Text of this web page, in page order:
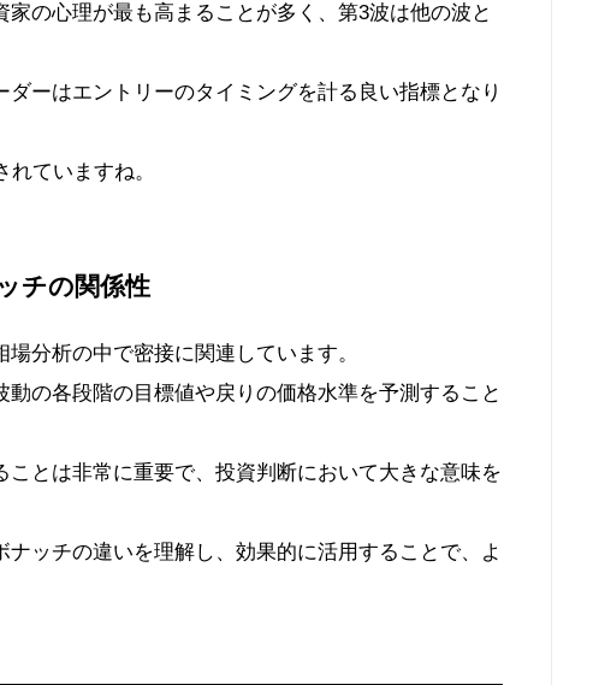
の心理が最も高まることが多く、第3波は他の波と
ーはエントリーのタイミングを計る良い指標となり
ていますね。
チの関係性
分析の中で密接に関連しています。
の各段階の目標値や戻りの価格水準を予測すること
とは非常に重要で、投資判断において大きな意味を
ッチの違いを理解し、効果的に活用することで、よ